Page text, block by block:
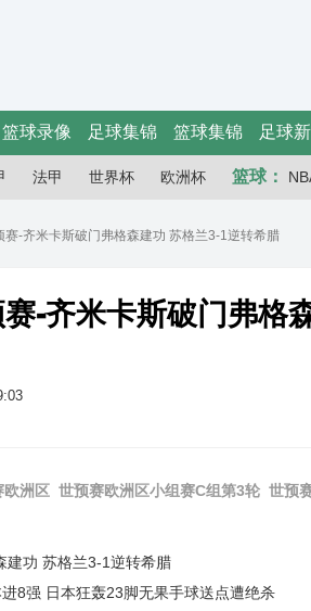
篮球录像 足球集锦 篮球集锦 足球
法甲 世界杯 欧洲杯 篮球：
-齐米卡斯破门弗格森建功 苏格兰3-1逆转希腊
-齐米卡斯破门弗格
欧洲区 世预赛欧洲区小组赛C组第3轮 世预
建功 苏格兰3-1逆转希腊
8强 日本狂轰23脚无果手球送点遭绝杀